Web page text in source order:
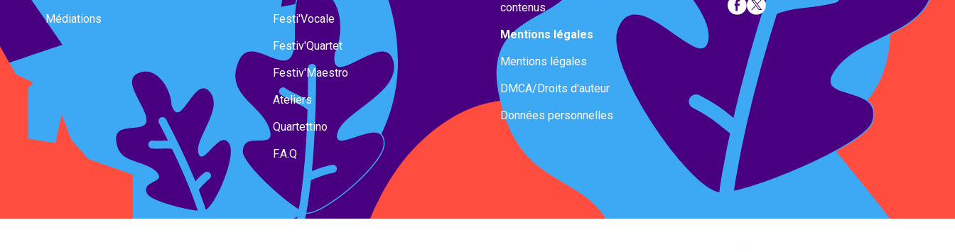
Médiations
Festi'Vocale
Festiv'Quartet
Festiv'Maestro
Ateliers
Quartettino
F.A.Q
contenus
Mentions légales
Mentions légales
DMCA/Droits d'auteur
Données personnelles